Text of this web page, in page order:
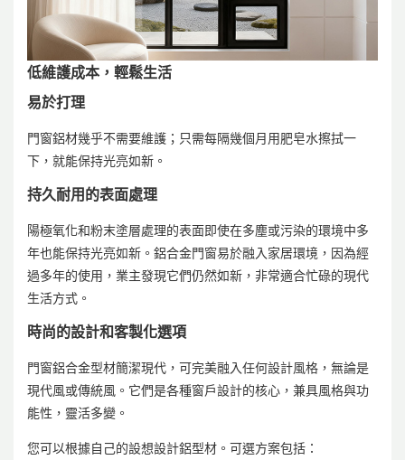
低維護成本，輕鬆生活
易於打理
門窗鋁材幾乎不需要維護；只需每隔幾個月用肥皂水擦拭一
下，就能保持光亮如新。
持久耐用的表面處理
陽極氧化和粉末塗層處理的表面即使在多塵或污染的環境中多
年也能保持光亮如新。鋁合金門窗易於融入家居環境，因為經
過多年的使用，業主發現它們仍然如新，非常適合忙碌的現代
生活方式。
時尚的設計和客製化選項
門窗鋁合金型材簡潔現代，可完美融入任何設計風格，無論是
現代風或傳統風。它們是各種窗戶設計的核心，兼具風格與功
能性，靈活多變。
您可以根據自己的設想設計鋁型材。可選方案包括：